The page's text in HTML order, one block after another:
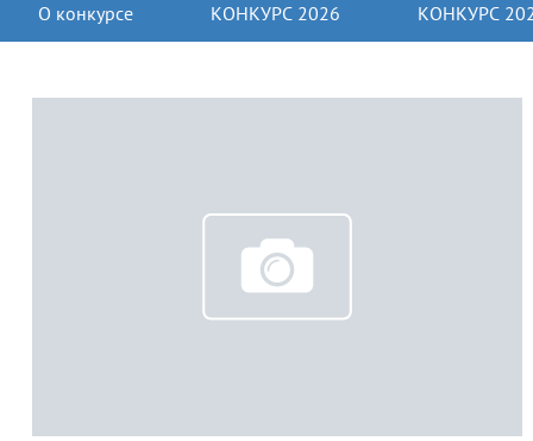
О конкурсе КОНКУРС 2026 КОНКУРС